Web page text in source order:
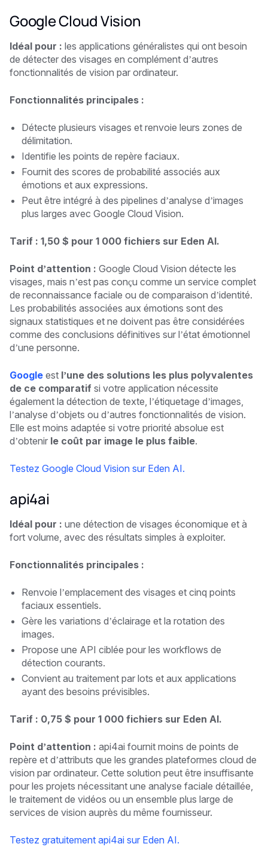
Google Cloud Vision
Idéal pour : les applications généralistes qui ont besoin
de détecter des visages en complément d’autres
fonctionnalités de vision par ordinateur.
Fonctionnalités principales :
Détecte plusieurs visages et renvoie leurs zones de
délimitation.
Identifie les points de repère faciaux.
Fournit des scores de probabilité associés aux
émotions et aux expressions.
Peut être intégré à des pipelines d’analyse d’images
plus larges avec Google Cloud Vision.
Tarif : 1,50 $ pour 1 000 fichiers sur Eden AI.
Point d’attention : Google Cloud Vision détecte les
visages, mais n’est pas conçu comme un service complet
de reconnaissance faciale ou de comparaison d’identité.
Les probabilités associées aux émotions sont des
signaux statistiques et ne doivent pas être considérées
comme des conclusions définitives sur l’état émotionnel
d’une personne.
Google est l’une des solutions les plus polyvalentes
de ce comparatif si votre application nécessite
également la détection de texte, l’étiquetage d’images,
l’analyse d’objets ou d’autres fonctionnalités de vision.
Elle est moins adaptée si votre priorité absolue est
d’obtenir le coût par image le plus faible.
Testez Google Cloud Vision sur Eden AI.
api4ai
Idéal pour : une détection de visages économique et à
fort volume, avec des résultats simples à exploiter.
Fonctionnalités principales :
Renvoie l’emplacement des visages et cinq points
faciaux essentiels.
Gère les variations d’éclairage et la rotation des
images.
Propose une API ciblée pour les workflows de
détection courants.
Convient au traitement par lots et aux applications
ayant des besoins prévisibles.
Tarif : 0,75 $ pour 1 000 fichiers sur Eden AI.
Point d’attention : api4ai fournit moins de points de
repère et d’attributs que les grandes plateformes cloud de
vision par ordinateur. Cette solution peut être insuffisante
pour les projets nécessitant une analyse faciale détaillée,
le traitement de vidéos ou un ensemble plus large de
services de vision auprès du même fournisseur.
Testez gratuitement api4ai sur Eden AI.